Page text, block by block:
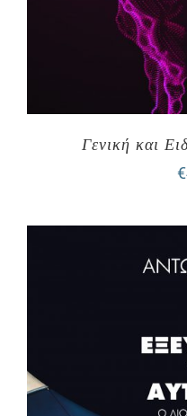
Γενική και
€